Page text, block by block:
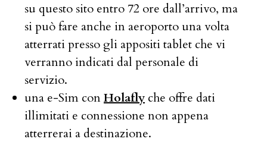
su questo sito entro 72 ore dall’arrivo, ma
si può fare anche in aeroporto una volta
atterrati presso gli appositi tablet che vi
verranno indicati dal personale di
servizio.
una e-Sim conHolafly che offre dati
illimitati e connessione non appena
atterrerai a destinazione.